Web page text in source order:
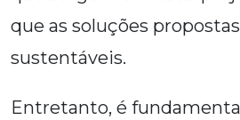
que as soluções
sustentáveis.
Entretanto, é